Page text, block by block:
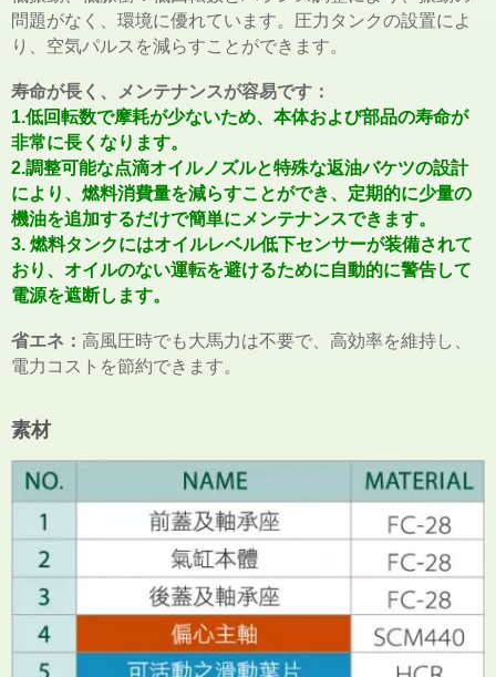
問題がなく、環境に優れています。圧力タンクの設置によ
り、空気パルスを減らすことができます。
寿命が長く、メンテナンスが容易です：
1.低回転数で摩耗が少ないため、本体および部品の寿命が
非常に長くなります。
2.調整可能な点滴オイルノズルと特殊な返油バケツの設計
により、燃料消費量を減らすことができ、定期的に少量の
機油を追加するだけで簡単にメンテナンスできます。
3. 燃料タンクにはオイルレベル低下センサーが装備されて
おり、オイルのない運転を避けるために自動的に警告して
電源を遮断します。
省エネ： 高風圧時でも大馬力は不要で、高効率を維持し、
電力コストを節約できます。
素材